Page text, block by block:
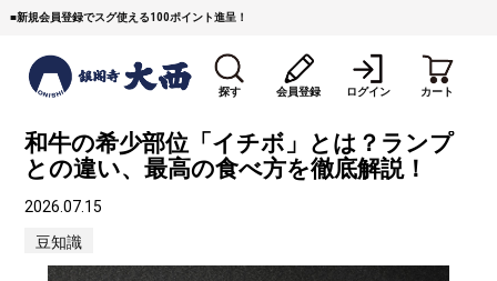
■新規会員登録でスグ使える100ポイント進呈！
探す 会員登録 ログイン カート
和牛の希少部位「イチボ」とは？ランプ
との違い、最高の食べ方を徹底解説！
2026.07.15
豆知識